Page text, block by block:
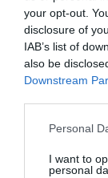
your opt-out.
disclosure of
IAB’s list of
also be
Downstream
Personal
I want to
personal